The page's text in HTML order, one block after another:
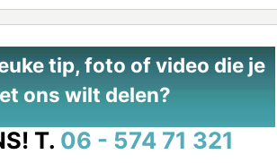
tip, foto of video die je
ons wilt delen?
T. 06 - 574 71 321